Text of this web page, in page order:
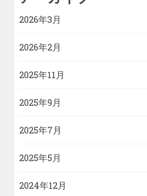
2026年3月
2026年2月
2025年11月
2025年9月
2025年7月
2025年5月
2024年12月